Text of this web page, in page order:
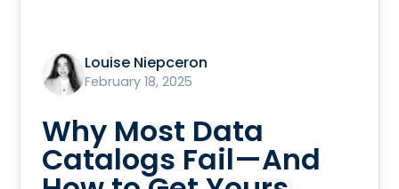
Louise Niepceron
February 18, 2025
Why Most Data
Catalogs Fail—And